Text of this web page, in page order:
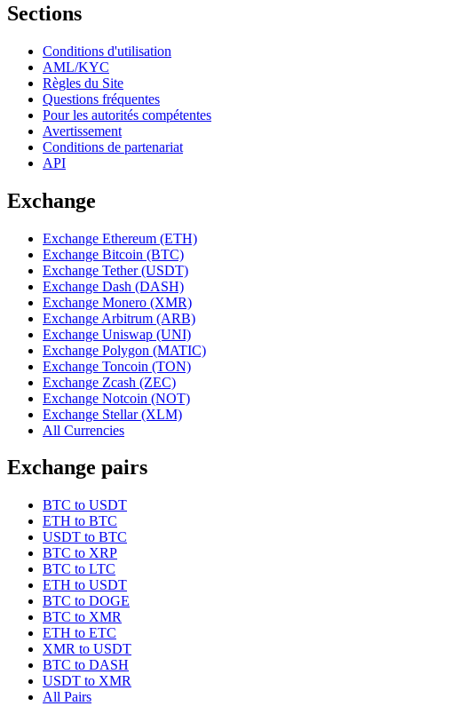
Sections
Conditions d'utilisation
AML/KYC
Règles du Site
Questions fréquentes
Pour les autorités compétentes
Avertissement
Conditions de partenariat
API
Exchange
Exchange Ethereum (ETH)
Exchange Bitcoin (BTC)
Exchange Tether (USDT)
Exchange Dash (DASH)
Exchange Monero (XMR)
Exchange Arbitrum (ARB)
Exchange Uniswap (UNI)
Exchange Polygon (MATIC)
Exchange Toncoin (TON)
Exchange Zcash (ZEC)
Exchange Notcoin (NOT)
Exchange Stellar (XLM)
All Currencies
Exchange pairs
BTC to USDT
ETH to BTC
USDT to BTC
BTC to XRP
BTC to LTC
ETH to USDT
BTC to DOGE
BTC to XMR
ETH to ETC
XMR to USDT
BTC to DASH
USDT to XMR
All Pairs